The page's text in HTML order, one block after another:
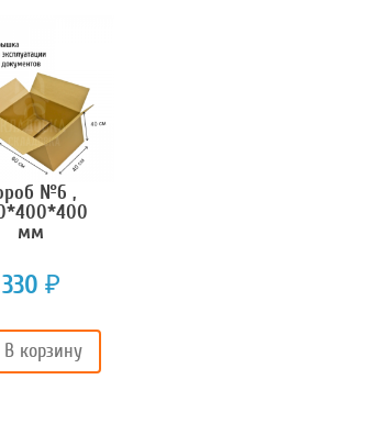
№6 ,
мм
330 ₽
В корзину